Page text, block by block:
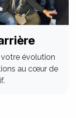
votre évolution
au cœur de